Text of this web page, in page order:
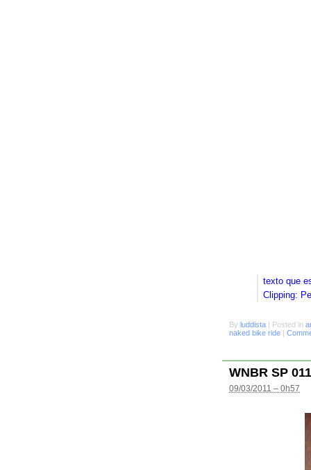
texto que
Clipping:
By luddista | Posted in
naked bike ride |
WNBR SP 011
09/03/2011 – 0h57